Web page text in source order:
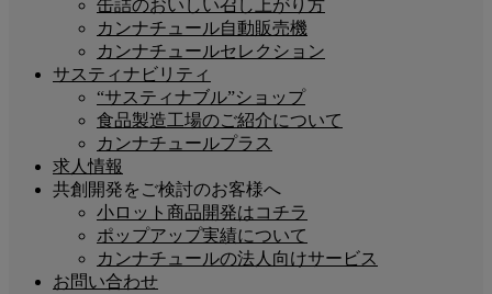
缶詰のおいしい召し上がり方
カンナチュール自動販売機
カンナチュールセレクション
サスティナビリティ
“サスティナブル”ショップ
食品製造工場のご紹介について
カンナチュールプラス
求人情報
共創開発をご検討のお客様へ
小ロット商品開発はコチラ
ポップアップ実績について
カンナチュールの法人向けサービス
お問い合わせ